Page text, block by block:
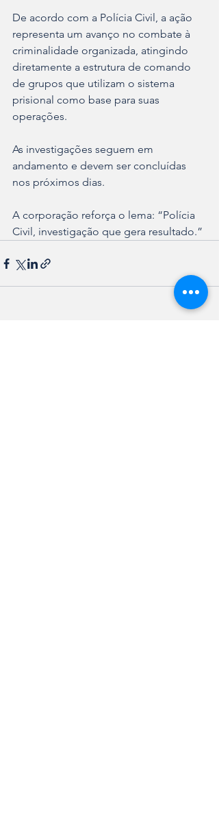
De acordo com a Polícia Civil, a ação
representa um avanço no combate à
criminalidade organizada, atingindo
diretamente a estrutura de comando
de grupos que utilizam o sistema
prisional como base para suas
operações.
As investigações seguem em
andamento e devem ser concluídas
nos próximos dias.
A corporação reforça o lema: “Polícia
Civil, investigação que gera resultado.”